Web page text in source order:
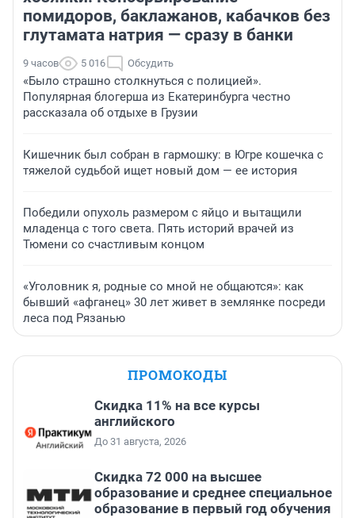
помидоров, баклажанов, кабачков без
глутамата натрия — сразу в банки
9 часов 5 016 Обсудить
«Было страшно столкнуться с полицией».
Популярная блогерша из Екатеринбурга честно
рассказала об отдыхе в Грузии
Кишечник был собран в гармошку: в Югре кошечка с
тяжелой судьбой ищет новый дом — ее история
Победили опухоль размером с яйцо и вытащили
младенца с того света. Пять историй врачей из
Тюмени со счастливым концом
«Уголовник я, родные со мной не общаются»: как
бывший «афганец» 30 лет живет в землянке посреди
леса под Рязанью
ПРОМОКОДЫ
Скидка 11% на все курсы
английского
До 31 августа, 2026
Скидка 72 000 на высшее
образование и среднее специальное
образование в первый год обучения